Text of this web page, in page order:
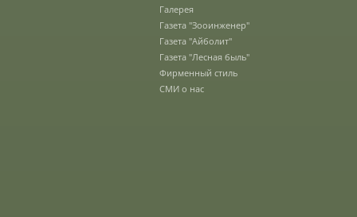
Галерея
Газета "Зооинженер"
Газета "Айболит"
Газета "Лесная быль"
Фирменный стиль
СМИ о нас